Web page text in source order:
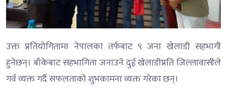
उक्त प्रतियोगितामा नेपालका तर्फबाट ९ जना खेलाडी सहभागी
हुनेछन्। बाँकेबाट सहभागिता जनाउने दुई खेलाडीप्रति जिल्लावासीले
गर्व व्यक्त गर्दै सफलताको शुभकामना व्यक्त गरेका छन्।